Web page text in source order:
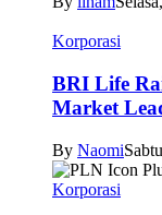
Korporasi
BRI Life
Market
By Naomi
Korporasi